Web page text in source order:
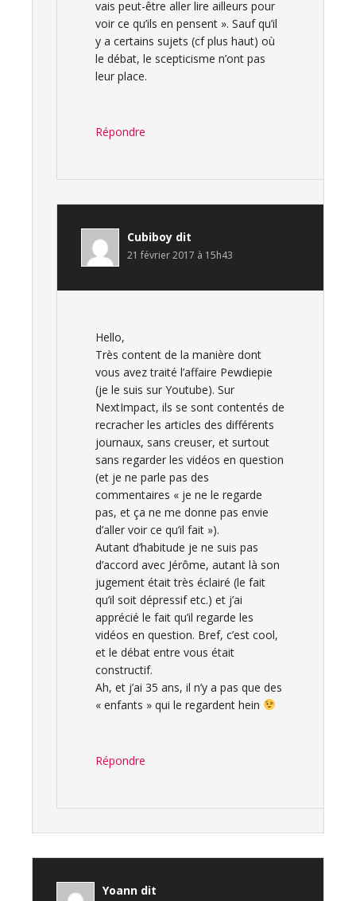
vais peut-être aller lire ailleurs pour
voir ce qu’ils en pensent ». Sauf qu’il
y a certains sujets (cf plus haut) où
le débat, le scepticisme n’ont pas
leur place.
Répondre
Cubiboy dit
21 février 2017 à 15h43
Hello,
Très content de la manière dont
vous avez traité l’affaire Pewdiepie
(je le suis sur Youtube). Sur
NextImpact, ils se sont contentés de
recracher les articles des différents
journaux, sans creuser, et surtout
sans regarder les vidéos en question
(et je ne parle pas des
commentaires « je ne le regarde
pas, et ça ne me donne pas envie
d’aller voir ce qu’il fait »).
Autant d’habitude je ne suis pas
d’accord avec Jérôme, autant là son
jugement était très éclairé (le fait
qu’il soit dépressif etc.) et j’ai
apprécié le fait qu’il regarde les
vidéos en question. Bref, c’est cool,
et le débat entre vous était
constructif.
Ah, et j’ai 35 ans, il n’y a pas que des
« enfants » qui le regardent hein
Répondre
Yoann dit